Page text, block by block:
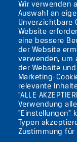
Wir verwenden
Auswahl an
Unverzichtbare
Website
eine bessere
der Website
verwenden, um
der Website
Marketing-
relevante
"ALLE
Verwendung
"Einstellungen"
Typen
Zustimmung für
12105 BERLIN
TEMPELHOF
AKTUELLES
KONTAKT
DIE UFAFABRIK
BERLIN
Suche